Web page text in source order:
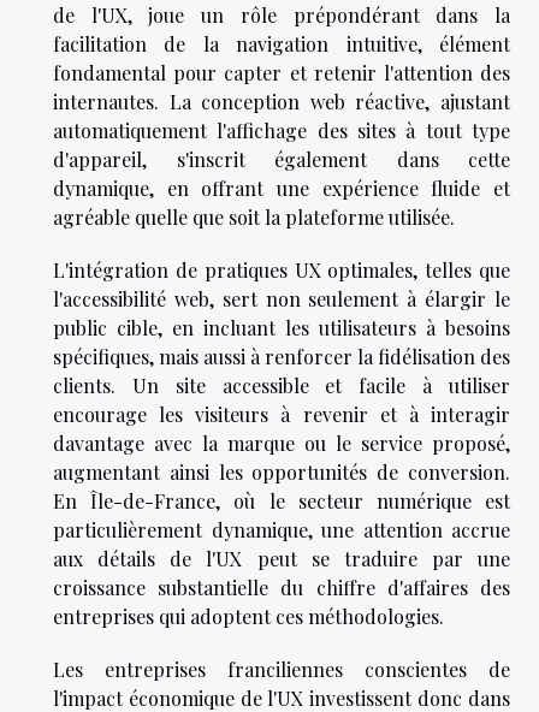
de l'UX, joue un rôle prépondérant dans la
facilitation de la navigation intuitive, élément
fondamental pour capter et retenir l'attention des
internautes. La conception web réactive, ajustant
automatiquement l'affichage des sites à tout type
d'appareil, s'inscrit également dans cette
dynamique, en offrant une expérience fluide et
agréable quelle que soit la plateforme utilisée.
L'intégration de pratiques UX optimales, telles que
l'accessibilité web, sert non seulement à élargir le
public cible, en incluant les utilisateurs à besoins
spécifiques, mais aussi à renforcer la fidélisation des
clients. Un site accessible et facile à utiliser
encourage les visiteurs à revenir et à interagir
davantage avec la marque ou le service proposé,
augmentant ainsi les opportunités de conversion.
En Île-de-France, où le secteur numérique est
particulièrement dynamique, une attention accrue
aux détails de l'UX peut se traduire par une
croissance substantielle du chiffre d'affaires des
entreprises qui adoptent ces méthodologies.
Les entreprises franciliennes conscientes de
l'impact économique de l'UX investissent donc dans